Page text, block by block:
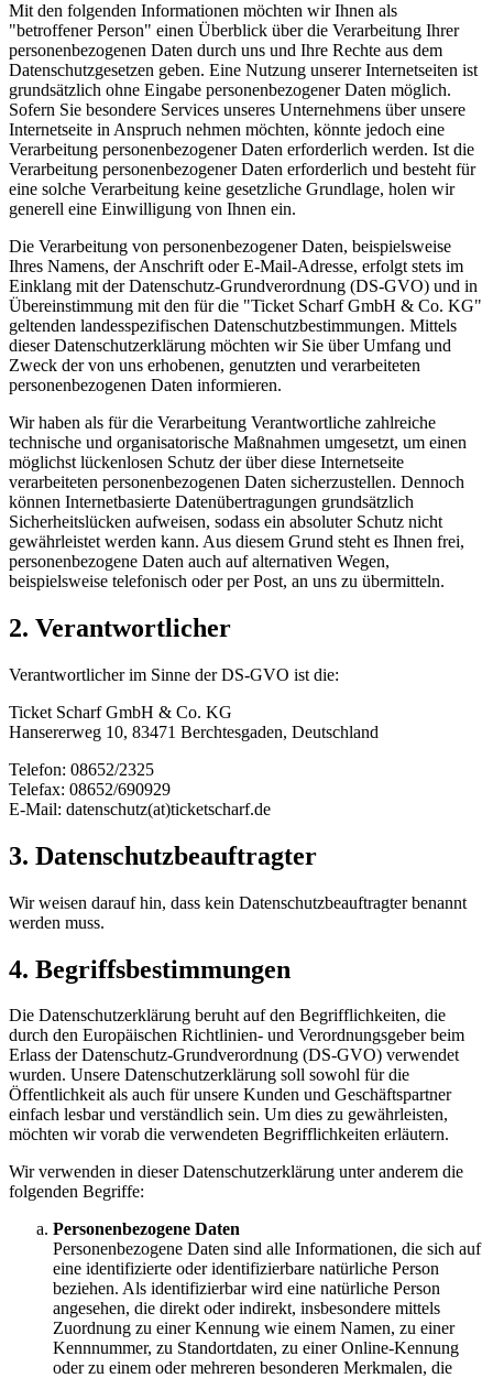
Mit den folgenden Informationen möchten wir Ihnen als
"betroffener Person" einen Überblick über die Verarbeitung Ihrer
personenbezogenen Daten durch uns und Ihre Rechte aus dem
Datenschutzgesetzen geben. Eine Nutzung unserer Internetseiten ist
grundsätzlich ohne Eingabe personenbezogener Daten möglich.
Sofern Sie besondere Services unseres Unternehmens über unsere
Internetseite in Anspruch nehmen möchten, könnte jedoch eine
Verarbeitung personenbezogener Daten erforderlich werden. Ist die
Verarbeitung personenbezogener Daten erforderlich und besteht für
eine solche Verarbeitung keine gesetzliche Grundlage, holen wir
generell eine Einwilligung von Ihnen ein.
Die Verarbeitung von personenbezogener Daten, beispielsweise
Ihres Namens, der Anschrift oder E-Mail-Adresse, erfolgt stets im
Einklang mit der Datenschutz-Grundverordnung (DS-GVO) und in
Übereinstimmung mit den für die "Ticket Scharf GmbH & Co. KG"
geltenden landesspezifischen Datenschutzbestimmungen. Mittels
dieser Datenschutzerklärung möchten wir Sie über Umfang und
Zweck der von uns erhobenen, genutzten und verarbeiteten
personenbezogenen Daten informieren.
Wir haben als für die Verarbeitung Verantwortliche zahlreiche
technische und organisatorische Maßnahmen umgesetzt, um einen
möglichst lückenlosen Schutz der über diese Internetseite
verarbeiteten personenbezogenen Daten sicherzustellen. Dennoch
können Internetbasierte Datenübertragungen grundsätzlich
Sicherheitslücken aufweisen, sodass ein absoluter Schutz nicht
gewährleistet werden kann. Aus diesem Grund steht es Ihnen frei,
personenbezogene Daten auch auf alternativen Wegen,
beispielsweise telefonisch oder per Post, an uns zu übermitteln.
2. Verantwortlicher
Verantwortlicher im Sinne der DS-GVO ist die:
Ticket Scharf GmbH & Co. KG
Hansererweg 10, 83471 Berchtesgaden, Deutschland
Telefon: 08652/2325
Telefax: 08652/690929
E-Mail: datenschutz(at)ticketscharf.de
3. Datenschutzbeauftragter
Wir weisen darauf hin, dass kein Datenschutzbeauftragter benannt
werden muss.
4. Begriffsbestimmungen
Die Datenschutzerklärung beruht auf den Begrifflichkeiten, die
durch den Europäischen Richtlinien- und Verordnungsgeber beim
Erlass der Datenschutz-Grundverordnung (DS-GVO) verwendet
wurden. Unsere Datenschutzerklärung soll sowohl für die
Öffentlichkeit als auch für unsere Kunden und Geschäftspartner
einfach lesbar und verständlich sein. Um dies zu gewährleisten,
möchten wir vorab die verwendeten Begrifflichkeiten erläutern.
Wir verwenden in dieser Datenschutzerklärung unter anderem die
folgenden Begriffe:
Personenbezogene Daten
Personenbezogene Daten sind alle Informationen, die sich auf
eine identifizierte oder identifizierbare natürliche Person
beziehen. Als identifizierbar wird eine natürliche Person
angesehen, die direkt oder indirekt, insbesondere mittels
Zuordnung zu einer Kennung wie einem Namen, zu einer
Kennnummer, zu Standortdaten, zu einer Online-Kennung
oder zu einem oder mehreren besonderen Merkmalen, die